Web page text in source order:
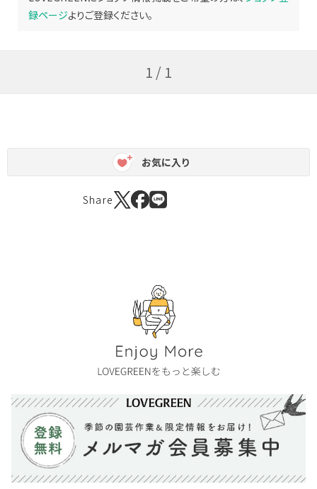
録ページよりご登録ください。
1 / 1
お気に入り
Share